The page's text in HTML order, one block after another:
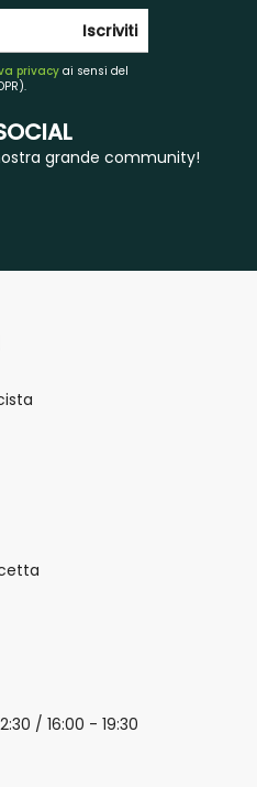
Iscriviti
privacy ai sensi del
grande community!
/ 16:00 - 19:30